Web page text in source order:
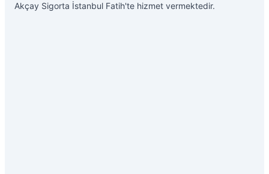
Akçay Sigorta İstanbul Fatih'te hizmet vermektedir.